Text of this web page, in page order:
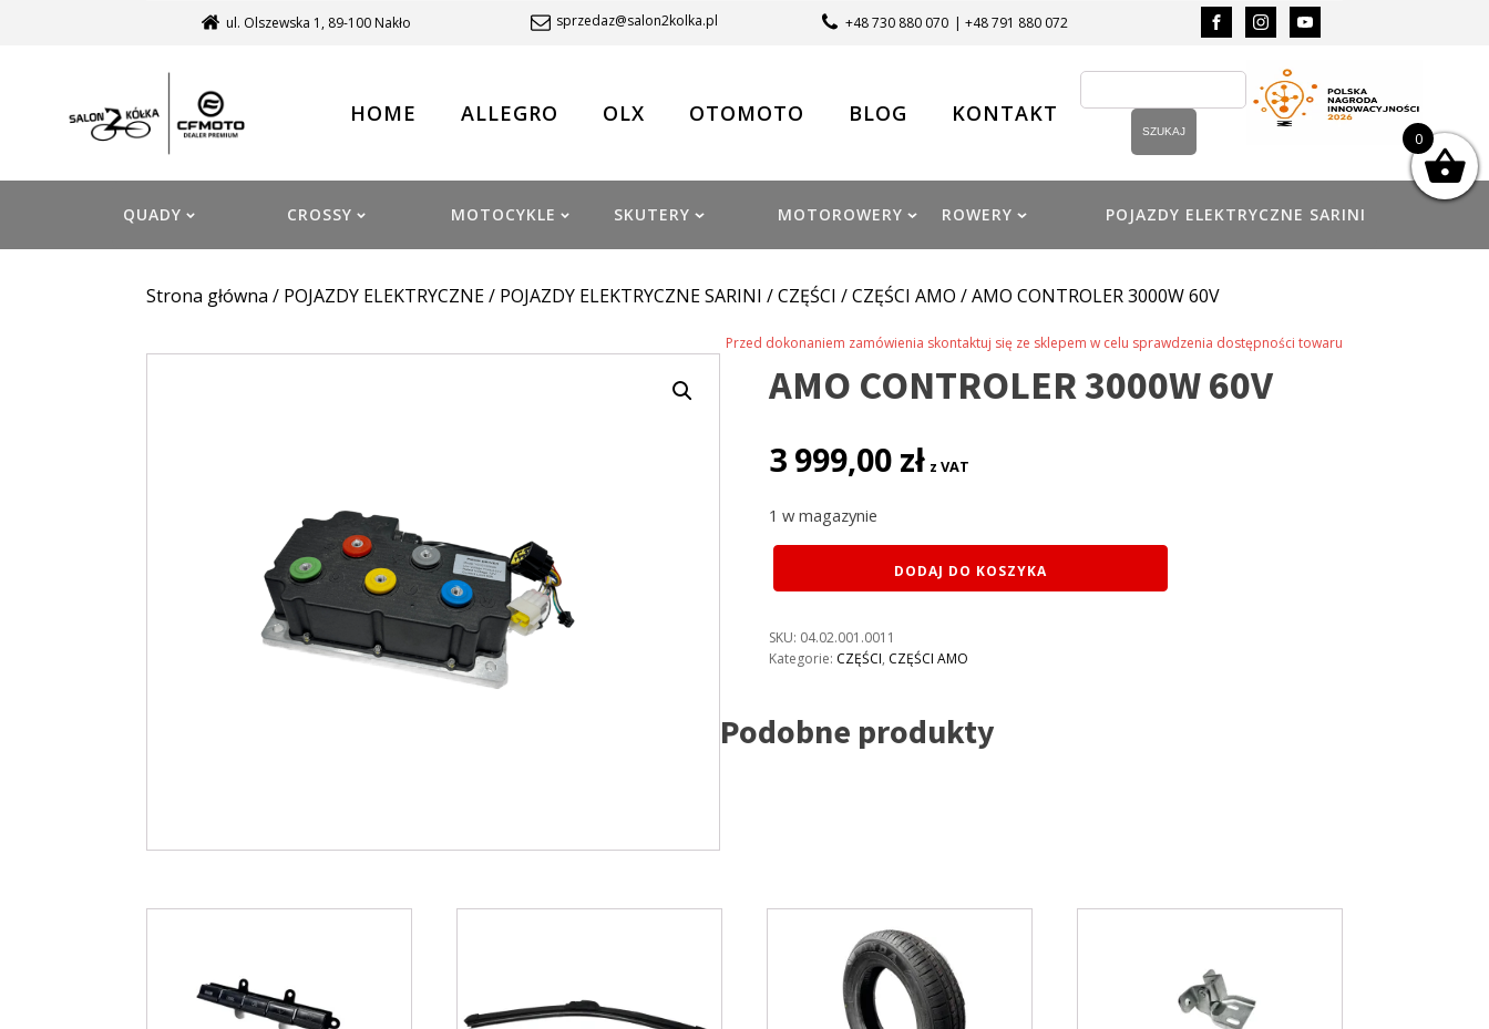
ul. Olszewska 1, 89-100 Nakło sprzedaz@salon2kolka.pl +48 730 880 070 | +48 791 880 072
HOME ALLEGRO OLX OTOMOTO BLOG KONTAKT
QUADY CROSSY MOTOCYKLE SKUTERY MOTOROWERY ROWERY POJAZDY ELEKTRYCZNE SARINI
Strona główna / POJAZDY ELEKTRYCZNE/ POJAZDY ELEKTRYCZNE SARINI /CZĘŚCI /CZĘŚCI AMO / AMO CONTROLER 3000W 60V
Przed dokonaniem zamówienia skontaktuj się ze sklepem w celu sprawdzenia dostępności towaru
AMO CONTROLER 3000W 60V
3 999,00 zł z VAT
1 w magazynie
AMO
60V
DODAJ DO KOSZYKA
SKU: 04.02.001.0011
Kategorie: CZĘŚCI, CZĘŚCI AMO
Podobne produkty
0